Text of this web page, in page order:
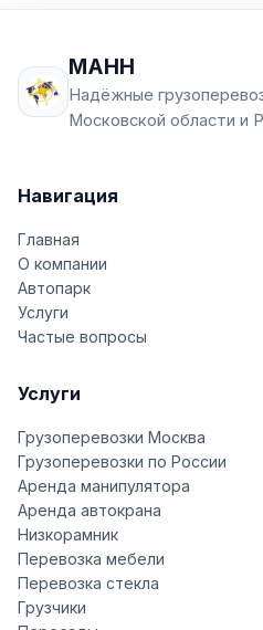
МАНН
Надёжные
Московской области и
Навигация
Главная
О компании
Автопарк
Услуги
Частые вопросы
Услуги
Грузоперевозки Москва
Грузоперевозки по России
Аренда манипулятора
Аренда автокрана
Низкорамник
Перевозка мебели
Перевозка стекла
Грузчики